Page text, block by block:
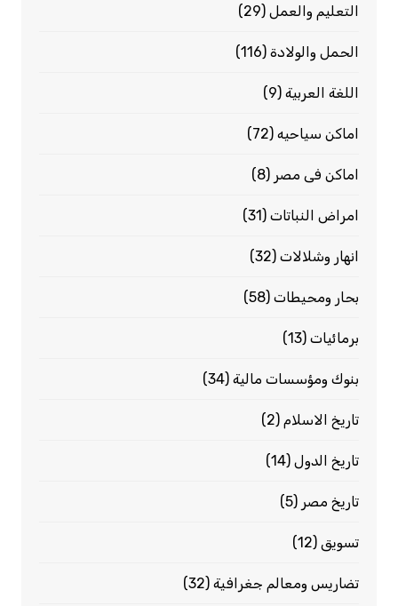
التعليم والعمل(29)
الحمل والولادة(116)
اللغة العربية(9)
اماكن سياحيه(72)
اماكن فى مصر (8)
امراض النباتات(31)
انهار وشلالات(32)
بحار ومحيطات(58)
برمائيات(13)
بنوك ومؤسسات مالية(34)
تاريخ الاسلام (2)
تاريخ الدول(14)
تاريخ مصر (5)
تسويق (12)
تضاريس ومعالم جغرافية(32)